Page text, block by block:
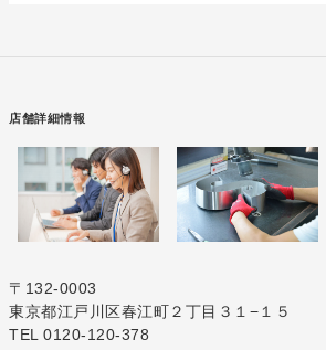
店舗詳細情報
〒132-0003
東京都江戸川区春江町２丁目３１−１５
TEL 0120-120-378